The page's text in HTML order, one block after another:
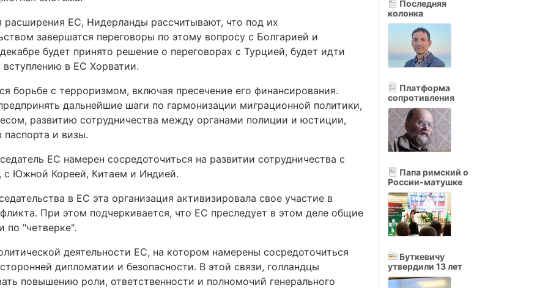
расширения ЕС, Нидерланды рассчитывают, что под их
завершатся переговоры по этому вопросу с Болгарией и
будет принято решение о переговорах с Турцией, будет идти
вступлению в ЕС Хорватии.
борьбе с терроризмом, включая пресечение его финансирования.
дальнейшие шаги по гармонизации миграционной политики,
развитию сотрудничества между органами полиции и юстиции,
паспорта и визы.
ЕС намерен сосредоточиться на развитии сотрудничества с
с Южной Кореей, Китаем и Индией.
в ЕС эта организация активизировала свое участие в
При этом подчеркивается, что ЕС преследует в этом деле общие
"четверке".
деятельности ЕС, на котором намерены сосредоточиться
дипломатии и безопасности. В этой связи, голландцы
повышению роли, ответственности и полномочий генерального
Последняя
колонка
Платформа
сопротивления
Папа римский о
России-матушке
Буткевичу
утвердили 13 лет